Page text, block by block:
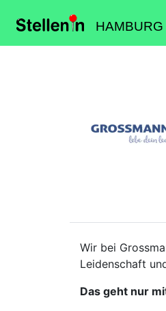
HAMBURG
Wir bei
Leidenschaft
Das geht nur